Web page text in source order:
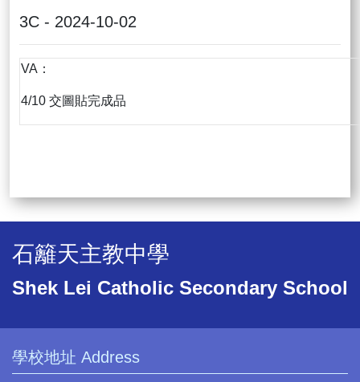
3C - 2024-10-02
VA：
4/10 交圖貼完成品
石籬天主教中學
Shek Lei Catholic Secondary School
學校地址 Address